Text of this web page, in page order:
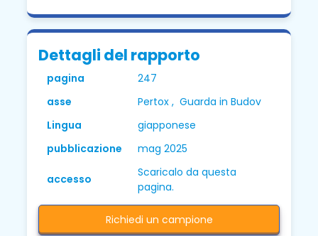
Dettagli del rapporto
pagina
247
asse
Pertox , Guarda in Budov
Lingua
giapponese
pubblicazione
mag 2025
accesso
Scaricalo da questa
pagina.
Richiedi un campione